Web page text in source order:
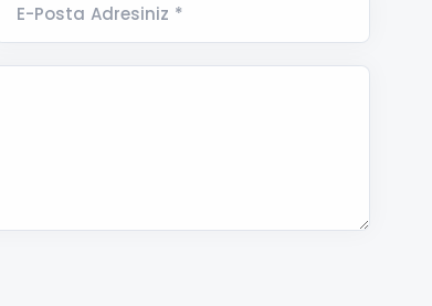
E-Posta Adresiniz *